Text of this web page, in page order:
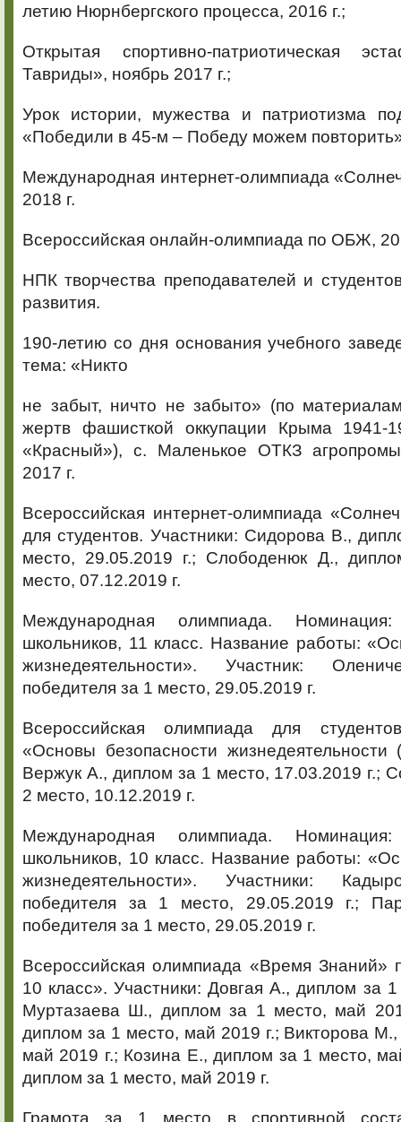
летию Нюрнбергского процесса, 2016 г.;
Открытая спортивно-патриотическая
Тавриды», ноябрь 2017 г.;
Урок истории, мужества и патриотизма
«Победили в 45-м – Победу можем
Международная интернет-олимпиада
2018 г.
Всероссийская онлайн-олимпиада по ОБЖ,
НПК творчества преподавателей и
развития.
190-летию со дня основания учебного
тема: «Никто
не забыт, ничто не забыто» (по
жертв фашисткой оккупации Крыма 1941-
«Красный»), с. Маленькое ОТКЗ
2017 г.
Всероссийская интернет-олимпиада
для студентов. Участники: Сидорова В.,
место, 29.05.2019 г.; Слободенюк Д.,
место, 07.12.2019 г.
Международная олимпиада.
школьников, 11 класс. Название работы:
жизнедеятельности». Участник:
победителя за 1 место, 29.05.2019 г.
Всероссийская олимпиада для
«Основы безопасности
Вержук А., диплом за 1 место, 17.03.2019 г.;
2 место, 10.12.2019 г.
Международная олимпиада.
школьников, 10 класс. Название работы:
жизнедеятельности». Участники:
победителя за 1 место, 29.05.2019 г.;
победителя за 1 место, 29.05.2019 г.
Всероссийская олимпиада «Время
10 класс». Участники: Довгая А., диплом за
Муртазаева Ш., диплом за 1 место, май
диплом за 1 место, май 2019 г.; Викторова
май 2019 г.; Козина Е., диплом за 1 место,
диплом за 1 место, май 2019 г.
Грамота за 1 место в спортивной